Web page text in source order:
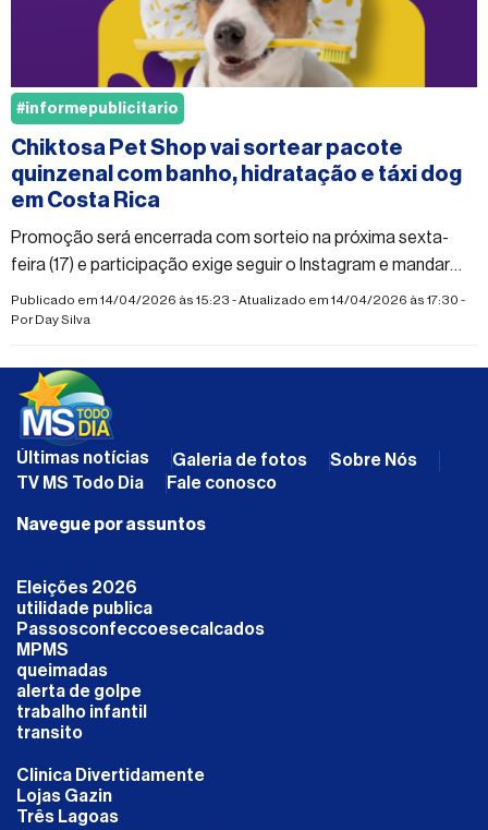
Chiktosa Pet Shop vai sortear pacote
quinzenal com banho, hidratação e táxi dog
em Costa Rica
Promoção será encerrada com sorteio na próxima sexta-
feira (17) e participação exige seguir o Instagram e mandar
mensagem no WhatsApp da loja
Publicado em 14/04/2026 às 15:23 - Atualizado em 14/04/2026 às 17:30 -
Por Day Silva
#informepublicitario
Últimas notícias Galeria de fotos
Sobre Nós
TV MS Todo Dia
Fale conosco
Navegue por assuntos
Eleições 2026
utilidade publica
Passosconfeccoesecalcados
MPMS
queimadas
alerta de golpe
trabalho infantil
transito
Clinica Divertidamente
Lojas Gazin
Três Lagoas